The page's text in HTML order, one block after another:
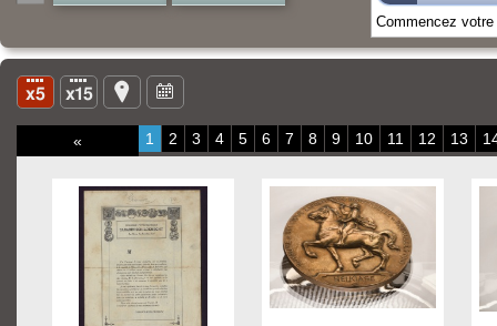
« 1 2 3 4 5 6 7 8 9 10 11 12 13